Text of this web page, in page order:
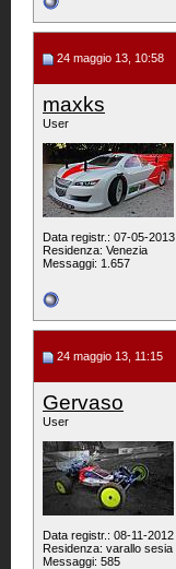
24 maggio 13, 10:58
maxks
User
Data registr.: 07-05-2013
Residenza: Venezia
Messaggi: 1.657
24 maggio 13, 11:15
Gervaso
User
Data registr.: 08-11-2012
Residenza: varallo sesia
Messaggi: 585